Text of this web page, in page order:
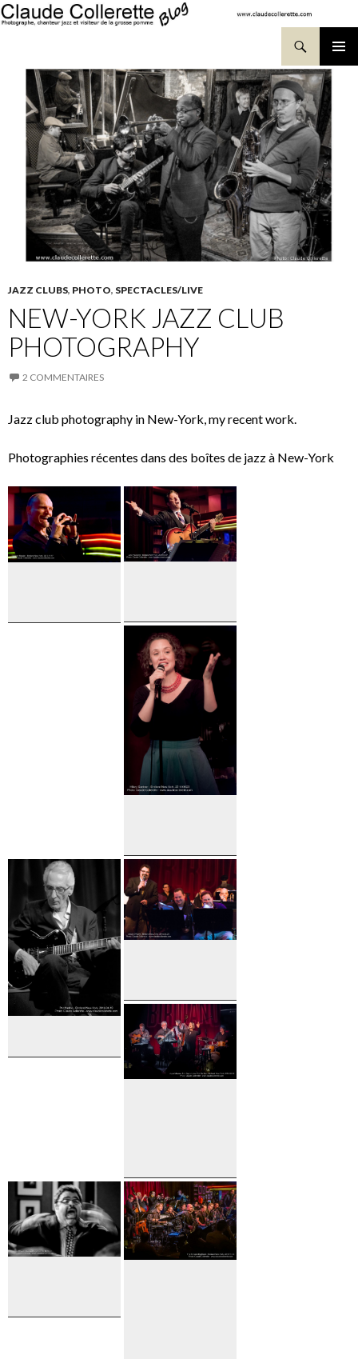
JAZZ CLUBS, PHOTO, SPECTACLES/LIVE
NEW-YORK JAZZ CLUB
PHOTOGRAPHY
2 COMMENTAIRES
Jazz club photography in New-York, my recent work.
Photographies récentes dans des boîtes de jazz à New-York
John
Pizzarelli
Hilary
Gardner
Arturo
O'Farrill
Dori
Caymmi
and Joyce
Moreno